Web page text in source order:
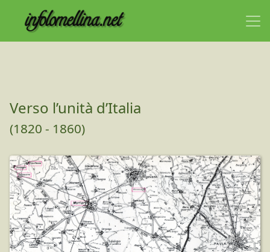
Verso l’unità d’Italia
(1820 - 1860)